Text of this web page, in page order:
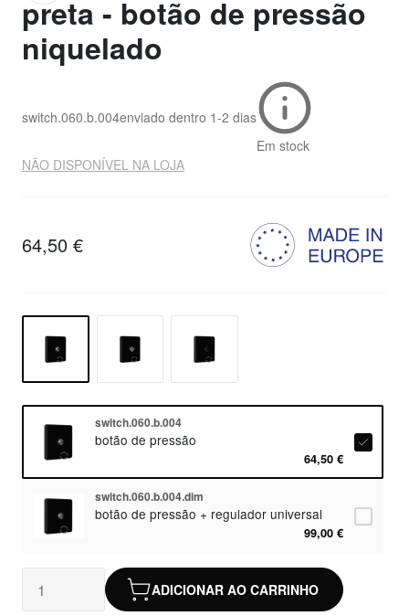
preta - botão de pressão
niquelado
switch.060.b.004enviado dentro 1-2 dias
Em stock
NÃO DISPONÍVEL NA LOJA
64,50 €
switch.060.b.004
botão de pressão
64,50 €
switch.060.b.004.dim
botão de pressão + regulador universal
99,00 €
ADICIONAR AO CARRINHO